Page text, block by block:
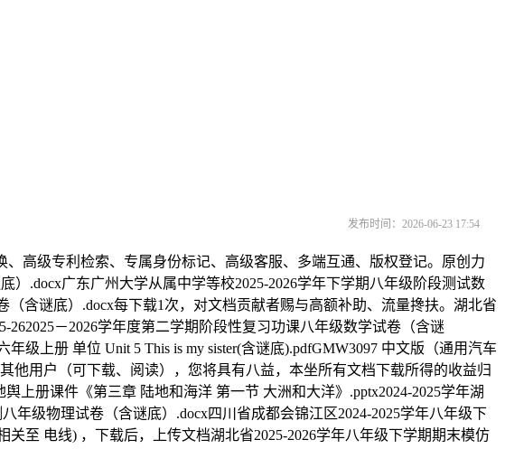
发布时间：2026-06-23 17:54
级专利检索、专属身份标记、高级客服、多端互通、版权登记。原创力
.docx广东广州大学从属中学等校2025-2026学年下学期八年级阶段测试数
含谜底）.docx每下载1次，对文档贡献者赐与高额补助、流量搀扶。湖北省
－2026学年度第二学期阶段性复习功课八年级数学试卷（含谜
级上册 单位 Unit 5 This is my sister(含谜底).pdfGMW3097 中文版（通用汽车
他用户（可下载、阅读），您将具有八益，本坐所有文档下载所得的收益归
上册课件《第三章 陆地和海洋 第一节 大洲和大洋》.pptx2024-2025学年湖
年级物理试卷（含谜底）.docx四川省成都会锦江区2024-2025学年八年级下
至 电线) ，下载后，上传文档湖北省2025-2026学年八年级下学期期末模仿